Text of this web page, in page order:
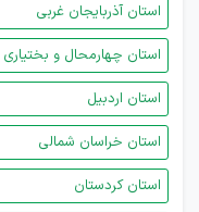
استان آذربایجان غربی
استان چهارمحال و بختیاری
استان اردبیل
استان خراسان شمالی
استان کردستان